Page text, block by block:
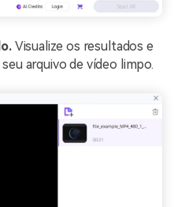
Visualize os resultados e
arquivo de vídeo limpo.